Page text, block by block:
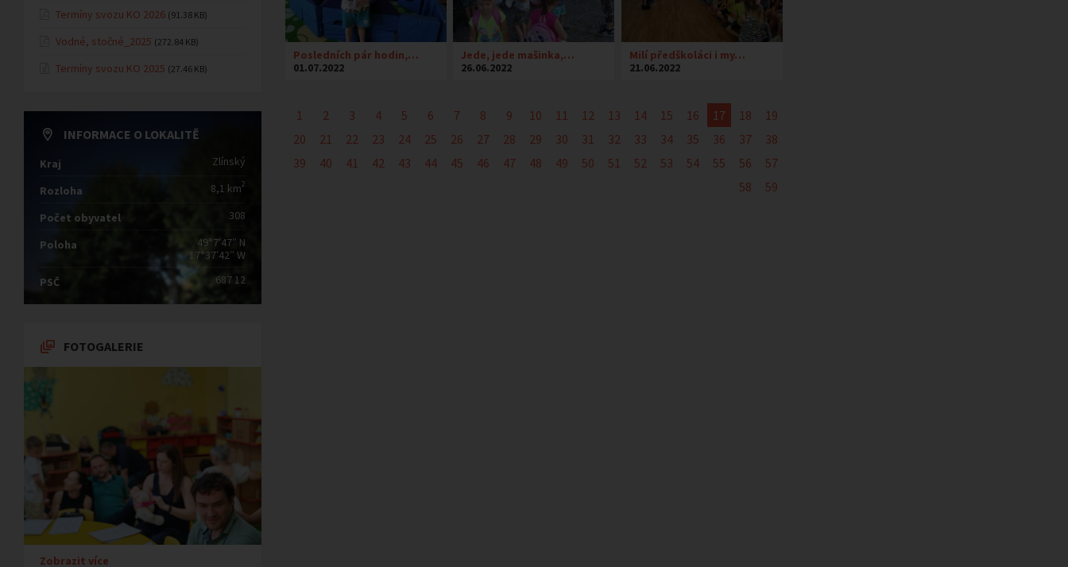
Posledních pár hodin,…
01.07.2022
Jede, jede mašinka,…
26.06.2022
Milí předškoláci i my…
21.06.2022
1 2 3 4 5 6 7 8 9 10 11 12 13 14 15 16 17 18
19
20
21 22 23 24 25 26 27 28 29 30 31 32 33 34 35 36 37
38
39
40 41 42 43 44 45 46 47 48 49 50 51 52 53 54 55 56
57
58
59
Termíny svozu KO 2026 (91.38 KB)
Vodné, stočné_2025 (272.84 KB)
Termíny svozu KO 2025 (27.46 KB)
INFORMACE O LOKALITĚ
Kraj Zlínský
Rozloha 8,1 km2
Počet obyvatel 308
Poloha
49°7′47″ N
17°37′42″ W
PSČ
687 12
FOTOGALERIE
Zobrazit více